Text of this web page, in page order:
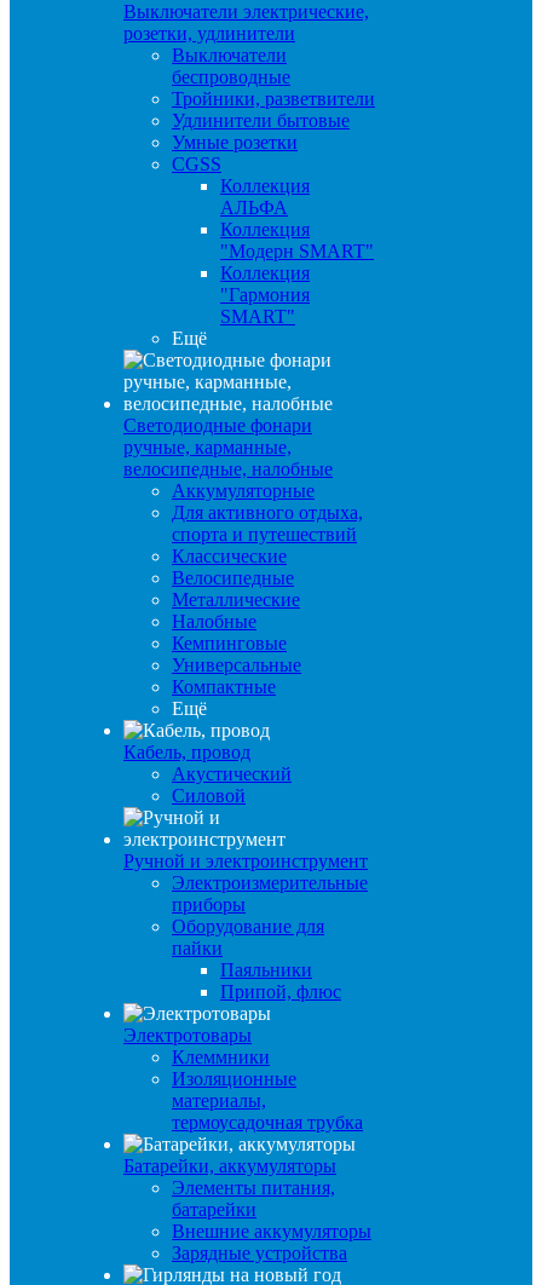
Выключатели электрические,
розетки, удлинители
Выключатели
беспроводные
Тройники, разветвители
Удлинители бытовые
Умные розетки
CGSS
Коллекция
АЛЬФА
Коллекция
"Модерн SMART"
Коллекция
"Гармония
SMART"
Ещё
Светодиодные фонари
ручные, карманные,
велосипедные, налобные
Аккумуляторные
Для активного отдыха,
спорта и путешествий
Классические
Велосипедные
Металлические
Налобные
Кемпинговые
Универсальные
Компактные
Ещё
Кабель, провод
Акустический
Силовой
Ручной и электроинструмент
Электроизмерительные
приборы
Оборудование для
пайки
Паяльники
Припой, флюс
Электротовары
Клеммники
Изоляционные
материалы,
термоусадочная трубка
Батарейки, аккумуляторы
Элементы питания,
батарейки
Внешние аккумуляторы
Зарядные устройства